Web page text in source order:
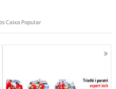
Caixa Popular